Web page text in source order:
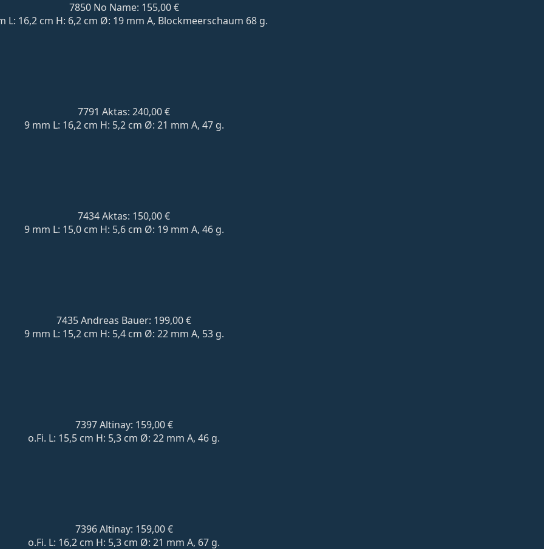
7850 No Name: 155,00 €
L: 16,2 cm H: 6,2 cm Ø: 19 mm A, Blockmeerschaum 68 g.
7791 Aktas: 240,00 €
9 mm L: 16,2 cm H: 5,2 cm Ø: 21 mm A, 47 g.
7434 Aktas: 150,00 €
9 mm L: 15,0 cm H: 5,6 cm Ø: 19 mm A, 46 g.
7435 Andreas Bauer: 199,00 €
9 mm L: 15,2 cm H: 5,4 cm Ø: 22 mm A, 53 g.
7397 Altinay: 159,00 €
o.Fi. L: 15,5 cm H: 5,3 cm Ø: 22 mm A, 46 g.
7396 Altinay: 159,00 €
o.Fi. L: 16,2 cm H: 5,3 cm Ø: 21 mm A, 67 g.